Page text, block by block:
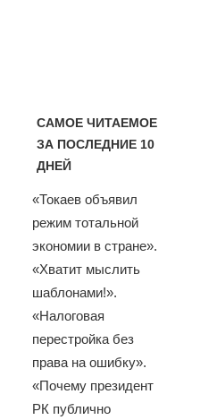
САМОЕ ЧИТАЕМОЕ
ЗА ПОСЛЕДНИЕ 10
ДНЕЙ
«Токаев объявил
режим тотальной
экономии в стране».
«Хватит мыслить
шаблонами!».
«Налоговая
перестройка без
права на ошибку».
«Почему президент
РК публично